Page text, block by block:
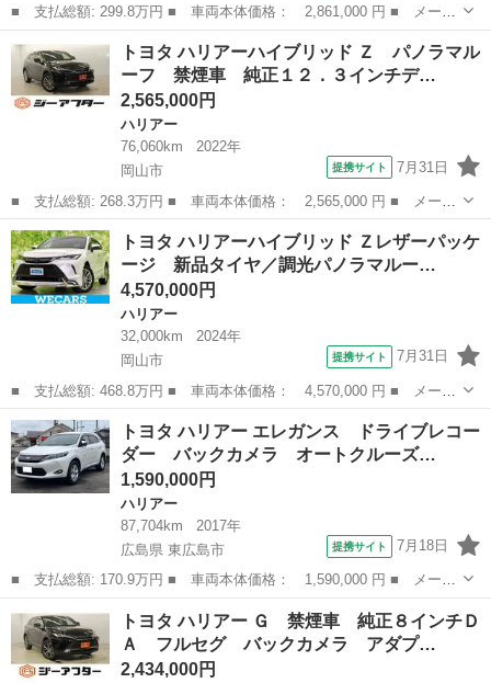
■ 支払総額: 299.8万円 ■ 車両本体価格： 2,861,000 円 ■ メーカ
ー名： トヨタ ■ 車種名： ハリアーハイブリッド ■ グレード
名： Ｚ レザーパッケージ 本革シート モデリスタフルエアロ
ＪＢＬプレ...
岡山 ハリアー
トヨタ ハリアーハイブリッド Ｚ パノラマル
ーフ 禁煙車 純正１２．３インチデ…
2,565,000円
ハリアー
76,060km
2022年
岡山市
提携サイト 7月31日
■ 支払総額: 268.3万円 ■ 車両本体価格： 2,565,000 円 ■ メーカ
ー名： トヨタ ■ 車種名： ハリアーハイブリッド ■ グレード
名： Ｚ パノラマルーフ 禁煙車 純正１２．３インチディスプレ
イオーディ...
岡山 岡山市 ハリアー
トヨタ ハリアーハイブリッド Ｚレザーパッケ
ージ 新品タイヤ／調光パノラマルー…
4,570,000円
ハリアー
32,000km
2024年
岡山市
提携サイト 7月31日
■ 支払総額: 468.8万円 ■ 車両本体価格： 4,570,000 円 ■ メーカ
ー名： トヨタ ■ 車種名： ハリアーハイブリッド ■ グレード
名： Ｚレザーパッケージ 新品タイヤ／調光パノラマルーフ／モデ
リスタエア...
岡山 岡山市 ハリアー
トヨタ ハリアー エレガンス ドライブレコー
ダー バックカメラ オートクルーズ…
1,590,000円
ハリアー
87,704km
2017年
広島県 東広島市
提携サイト 7月18日
■ 支払総額: 170.9万円 ■ 車両本体価格： 1,590,000 円 ■ メーカ
ー名： トヨタ ■ 車種名： ハリアー ■ グレード名： エレガン
ス ドライブレコーダー バックカメラ オートクルーズコントロー
ル パワ...
広島 東広島市 ハリアー
トヨタ ハリアー Ｇ 禁煙車 純正８インチＤ
Ａ フルセグ バックカメラ アダプ…
2,434,000円